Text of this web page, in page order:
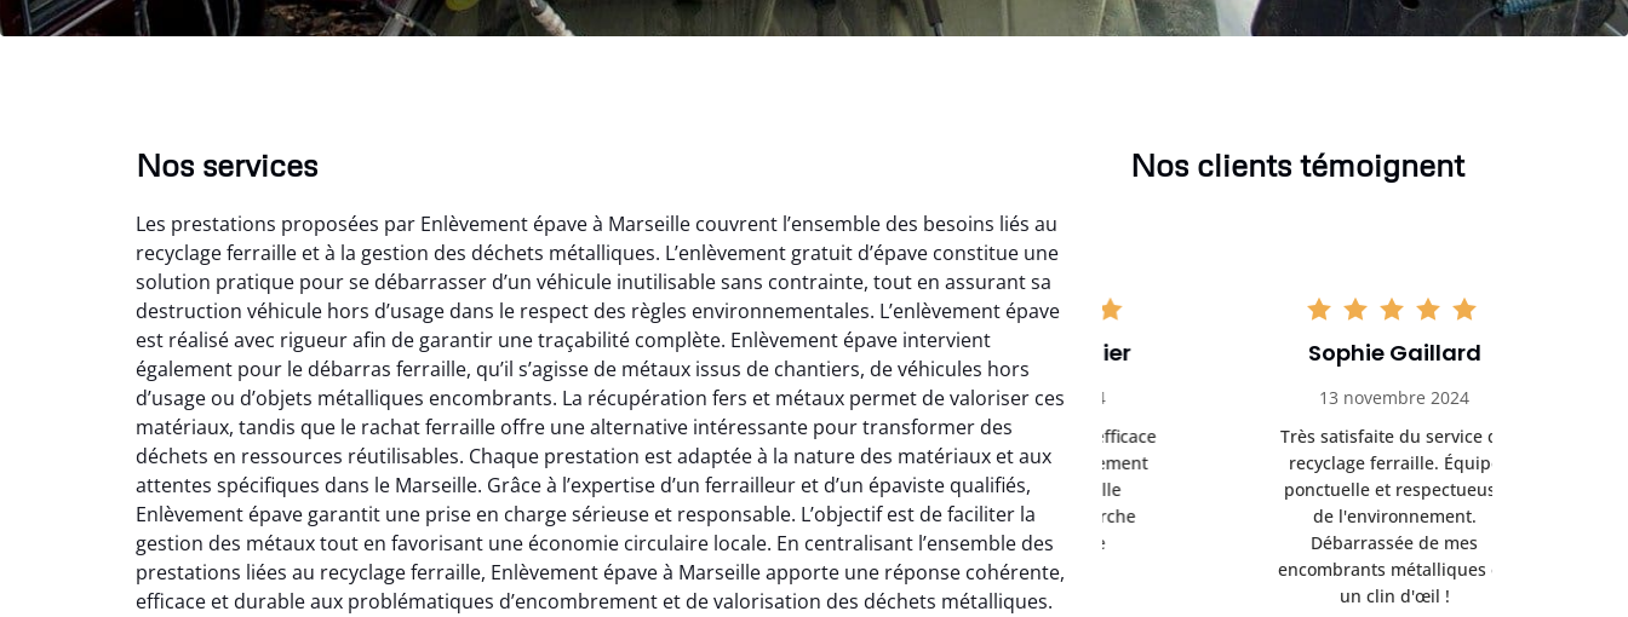
Nos services
Les prestations proposées par Enlèvement épave à Marseille couvrent l’ensemble des besoins liés au
recyclage ferraille et à la gestion des déchets métalliques. L’enlèvement gratuit d’épave constitue une
solution pratique pour se débarrasser d’un véhicule inutilisable sans contrainte, tout en assurant sa
destruction véhicule hors d’usage dans le respect des règles environnementales. L’enlèvement épave
est réalisé avec rigueur afin de garantir une traçabilité complète. Enlèvement épave intervient
également pour le débarras ferraille, qu’il s’agisse de métaux issus de chantiers, de véhicules hors
d’usage ou d’objets métalliques encombrants. La récupération fers et métaux permet de valoriser ces
matériaux, tandis que le rachat ferraille offre une alternative intéressante pour transformer des
déchets en ressources réutilisables. Chaque prestation est adaptée à la nature des matériaux et aux
attentes spécifiques dans le Marseille. Grâce à l’expertise d’un ferrailleur et d’un épaviste qualifiés,
Enlèvement épave garantit une prise en charge sérieuse et responsable. L’objectif est de faciliter la
gestion des métaux tout en favorisant une économie circulaire locale. En centralisant l’ensemble des
prestations liées au recyclage ferraille, Enlèvement épave à Marseille apporte une réponse cohérente,
efficace et durable aux problématiques d’encombrement et de valorisation des déchets métalliques.
Nos clients témoignent
Virginie Lambert
26 février 2025
Parfait pour se débarrasser
des vieux métaux ! Équipe
efficace qui a tout enlevé
sans laisser de traces.
Service client très réactif.
Jérôme Meunier
21 octobre 2024
Service de recyclage efficace
et écologique. Enlèvement
rapide de ma vieille
chaudière et démarche
transparente. Je
recommande !
Sophie Gaillard
13 novembre 2024
Très satisfaite du service de
recyclage ferraille. Équipe
ponctuelle et respectueuse
de l'environnement.
Débarrassée de mes
encombrants métalliques en
un clin d'œil !